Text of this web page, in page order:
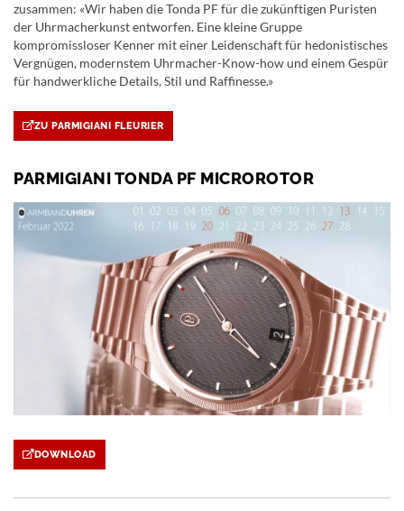
zusammen: «Wir haben die Tonda PF für die zukünftigen Puristen
der Uhrmacherkunst entworfen. Eine kleine Gruppe
kompromissloser Kenner mit einer Leidenschaft für hedonistisches
Vergnügen, modernstem Uhrmacher-Know-how und einem Gespür
für handwerkliche Details, Stil und Raffinesse.»
ZU PARMIGIANI FLEURIER
PARMIGIANI TONDA PF MICROROTOR
DOWNLOAD